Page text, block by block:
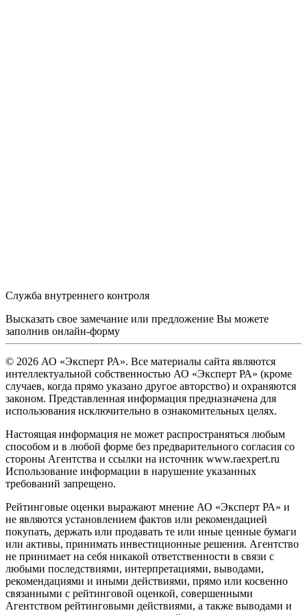
Служба внутреннего контроля
Высказать свое замечание или предложение Вы можете
заполнив онлайн-форму
© 2026 АО «Эксперт РА». Все материалы сайта являются
интеллектуальной собственностью АО «Эксперт РА» (кроме
случаев, когда прямо указано другое авторство) и охраняются
законом. Представленная информация предназначена для
использования исключительно в ознакомительных целях.
Настоящая информация не может распространяться любым
способом и в любой форме без предварительного согласия со
стороны Агентства и ссылки на источник www.raexpert.ru
Использование информации в нарушение указанных
требований запрещено.
Рейтинговые оценки выражают мнение АО «Эксперт РА» и
не являются установлением фактов или рекомендацией
покупать, держать или продавать те или иные ценные бумаги
или активы, принимать инвестиционные решения. Агентство
не принимает на себя никакой ответственности в связи с
любыми последствиями, интерпретациями, выводами,
рекомендациями и иными действиями, прямо или косвенно
связанными с рейтинговой оценкой, совершенными
Агентством рейтинговыми действиями, а также выводами и